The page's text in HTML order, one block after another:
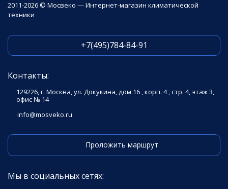
2011-2026 © Мосвеко — Интернет-магазин климатической
техники
+7(495)784-84-91
Контакты:
129226, г. Москва, ул. Докукина, дом 16 , корп. 4 , стр. 4, этаж 3,
офис № 14
info@mosveko.ru
Проложить маршрут
Мы в социальных сетях: